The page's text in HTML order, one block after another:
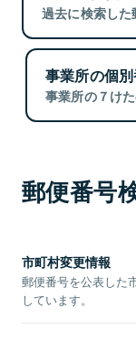
過去に検索した
事業所の個
事業所の７け
郵便番号
市町村変更情報
郵便番号を公表した
しています。